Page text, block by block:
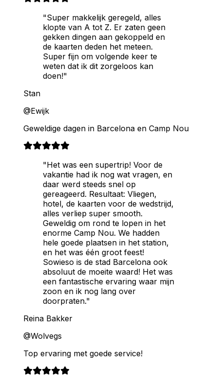
"Super makkelijk geregeld, alles
klopte van A tot Z. Er zaten geen
gekken dingen aan gekoppeld en
de kaarten deden het meteen.
Super fijn om volgende keer te
weten dat ik dit zorgeloos kan
doen!"
Stan
@Ewijk
Geweldige dagen in Barcelona en Camp Nou
"Het was een supertrip! Voor de
vakantie had ik nog wat vragen, en
daar werd steeds snel op
gereageerd. Resultaat: Vliegen,
hotel, de kaarten voor de wedstrijd,
alles verliep super smooth.
Geweldig om rond te lopen in het
enorme Camp Nou. We hadden
hele goede plaatsen in het station,
en het was één groot feest!
Sowieso is de stad Barcelona ook
absoluut de moeite waard! Het was
een fantastische ervaring waar mijn
zoon en ik nog lang over
doorpraten."
Reina Bakker
@Wolvegs
Top ervaring met goede service!